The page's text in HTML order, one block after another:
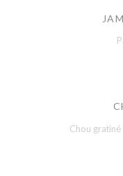
Chou